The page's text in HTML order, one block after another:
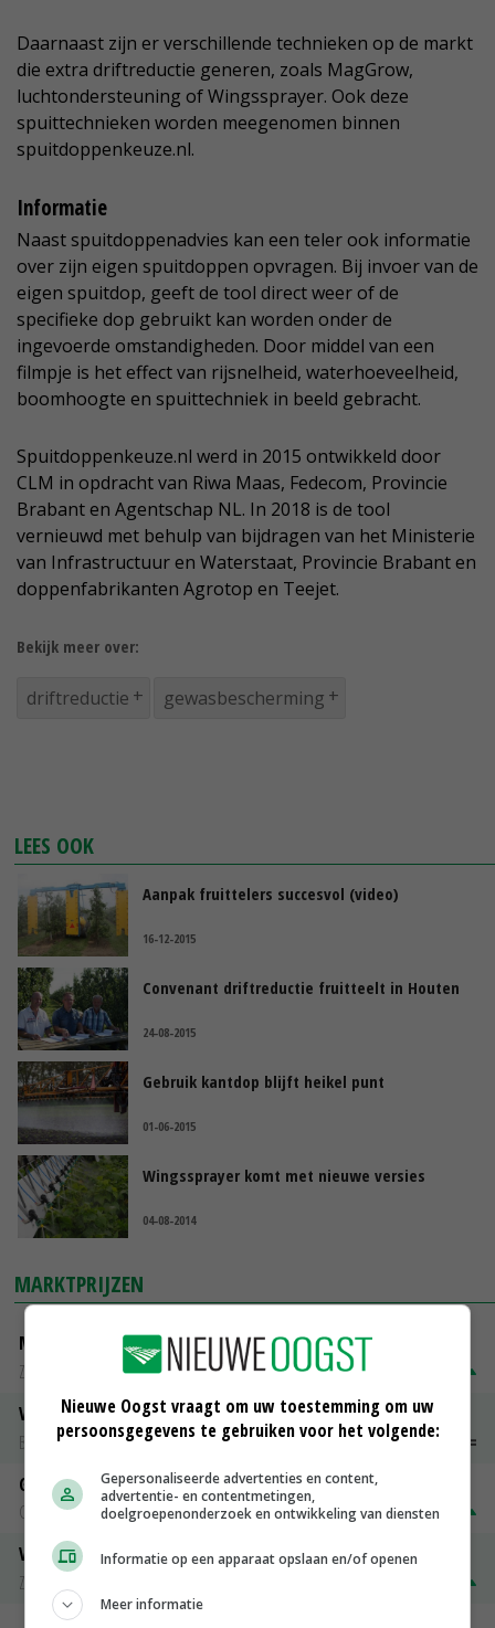
Daarnaast zijn er verschillende technieken op de markt
die extra driftreductie generen, zoals MagGrow,
luchtondersteuning of Wingssprayer. Ook deze
spuittechnieken worden meegenomen binnen
spuitdoppenkeuze.nl.
Informatie
Naast spuitdoppenadvies kan een teler ook informatie
over zijn eigen spuitdoppen opvragen. Bij invoer van de
eigen spuitdop, geeft de tool direct weer of de
specifieke dop gebruikt kan worden onder de
ingevoerde omstandigheden. Door middel van een
filmpje is het effect van rijsnelheid, waterhoeveelheid,
boomhoogte en spuittechniek in beeld gebracht.
Spuitdoppenkeuze.nl werd in 2015 ontwikkeld door
CLM in opdracht van Riwa Maas, Fedecom, Provincie
Brabant en Agentschap NL. In 2018 is de tool
vernieuwd met behulp van bijdragen van het Ministerie
van Infrastructuur en Waterstaat, Provincie Brabant en
doppenfabrikanten Agrotop en Teejet.
Bekijk meer over:
driftreductie gewasbescherming
LEES OOK
Aanpak fruittelers succesvol (video)
16-12-2015
Convenant driftreductie fruitteelt in Houten
24-08-2015
Gebruik kantdop blijft heikel punt
01-06-2015
Wingssprayer komt met nieuwe versies
04-08-2014
MARKTPRIJZEN
Magere melkpoeder
Zuivel NL
€ 269,00
Vleeskuikens 2001-2600 gr
Barneveld
€ 1,09~ € 1,11
Gerst
Groningen
€ 197,00 € 2,00
Volle melkpoeder
Zuivel NL
Nieuwe Oogst vraagt om uw toestemming om uw
persoonsgegevens te gebruiken voor het volgende:
Gepersonaliseerde advertenties en content,
advertentie- en contentmetingen,
doelgroepenonderzoek en ontwikkeling van diensten
Informatie op een apparaat opslaan en/of openen
Meer informatie